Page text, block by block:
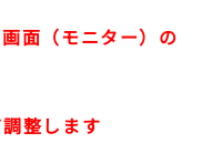
面（モニター）の
整します